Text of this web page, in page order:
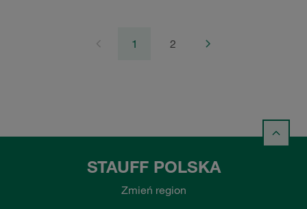
1 2
STAUFF POLSKA
Zmień region